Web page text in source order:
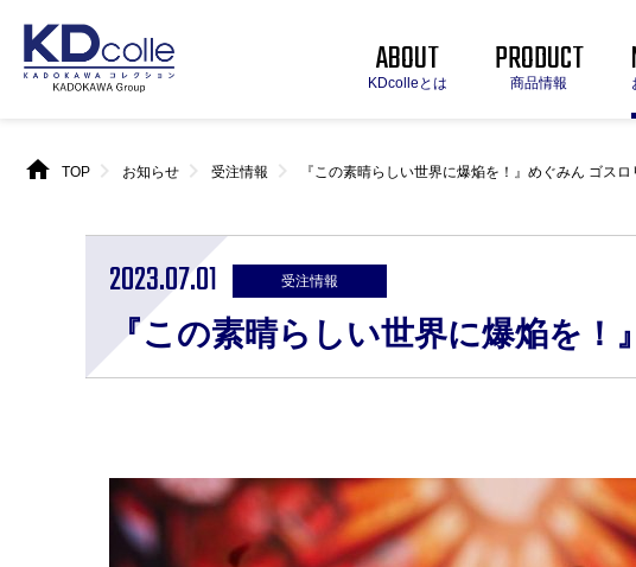
ABOUT
KDcolleとは PRODUCT
商品情報
home TOP chevron_right お知らせ chevron_right 受注情報 chevron_right 『この素晴らしい世界に爆焔を！』めぐみん ゴス
2023.07.01 受注情報
『この素晴らしい世界に爆焔を